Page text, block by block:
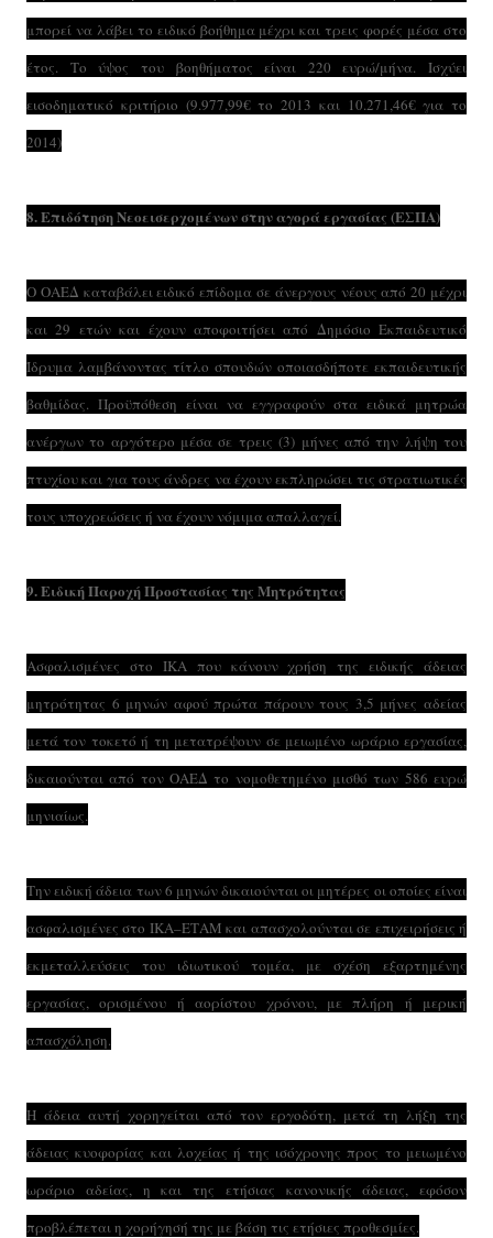
μπορεί να λάβει το ειδικό βοήθημα μέχρι και τρεις φορές μέσα στο
έτος. Το ύψος του βοηθήματος είναι 220 ευρώ/μήνα. Ισχύει
εισοδηματικό κριτήριο (9.977,99€ το 2013 και 10.271,46€ για το
2014)
8. Eπιδότηση Νεοεισερχομένων στην αγορά εργασίας (ΕΣΠΑ)
Ο ΟΑΕΔ καταβάλει ειδικό επίδομα σε άνεργους νέους από 20 μέχρι
και 29 ετών και έχουν αποφοιτήσει από Δημόσιο Εκπαιδευτικό
Ίδρυμα λαμβάνοντας τίτλο σπουδών οποιασδήποτε εκπαιδευτικής
βαθμίδας. Προϋπόθεση είναι να εγγραφούν στα ειδικά μητρώα
ανέργων το αργότερο μέσα σε τρεις (3) μήνες από την λήψη του
πτυχίου και για τους άνδρες να έχουν εκπληρώσει τις στρατιωτικές
τους υποχρεώσεις ή να έχουν νόμιμα απαλλαγεί.
9. Ειδική Παροχή Προστασίας της Μητρότητας
Ασφαλισμένες στο ΙΚΑ που κάνουν χρήση της ειδικής άδειας
μητρότητας 6 μηνών αφού πρώτα πάρουν τους 3,5 μήνες αδείας
μετά τον τοκετό ή τη μετατρέψουν σε μειωμένο ωράριο εργασίας,
δικαιούνται από τον ΟΑΕΔ το νομοθετημένο μισθό των 586 ευρώ
μηνιαίως.
Την ειδική άδεια των 6 μηνών δικαιούνται οι μητέρες οι οποίες είναι
ασφαλισμένες στο ΙΚΑ–ΕΤΑΜ και απασχολούνται σε επιχειρήσεις ή
εκμεταλλεύσεις του ιδιωτικού τομέα, με σχέση εξαρτημένης
εργασίας, ορισμένου ή αορίστου χρόνου, με πλήρη ή μερική
απασχόληση.
Η άδεια αυτή χορηγείται από τον εργοδότη, μετά τη λήξη της
άδειας κυοφορίας και λοχείας ή της ισόχρονης προς το μειωμένο
ωράριο αδείας, η και της ετήσιας κανονικής άδειας, εφόσον
προβλέπεται η χορήγησή της με βάση τις ετήσιες προθεσμίες.